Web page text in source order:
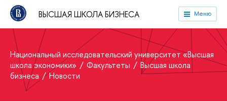
ВЫСШАЯ ШКОЛА БИЗНЕСА Меню
Национальный исследовательский университет «Высшая
школа экономики»
Факультеты
Высшая школа
бизнеса
Новости